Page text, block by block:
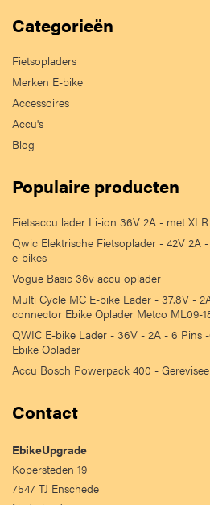
Categorieën
Fietsopladers
Merken E-bike
Accessoires
Accu's
Blog
Populaire producten
Fietsaccu lader Li-ion 36V 2A - met
Qwic Elektrische Fietsoplader - 42V 2A
e-bikes
Vogue Basic 36v accu oplader
Multi Cycle MC E-bike Lader - 37.8V -
connector Ebike Oplader Metco ML09-
QWIC E-bike Lader - 36V - 2A - 6 Pins
Ebike Oplader
Accu Bosch Powerpack 400 -
Contact
EbikeUpgrade
Kopersteden 19
7547 TJ Enschede